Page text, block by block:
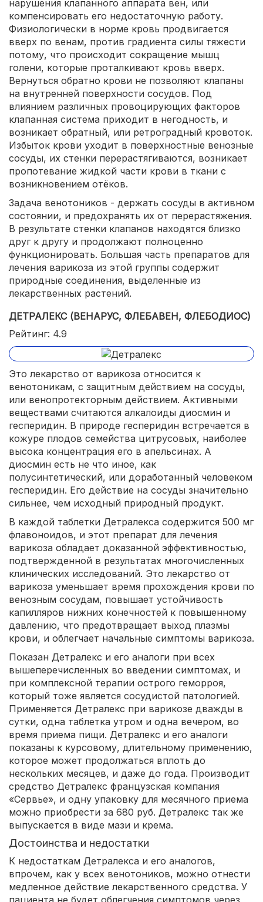
нарушения клапанного аппарата вен, или
компенсировать его недостаточную работу.
Физиологически в норме кровь продвигается
вверх по венам, против градиента силы тяжести
потому, что происходит сокращение мышц
голени, которые проталкивают кровь вверх.
Вернуться обратно крови не позволяют клапаны
на внутренней поверхности сосудов. Под
влиянием различных провоцирующих факторов
клапанная система приходит в негодность, и
возникает обратный, или ретроградный кровоток.
Избыток крови уходит в поверхностные венозные
сосуды, их стенки перерастягиваются, возникает
пропотевание жидкой части крови в ткани с
возникновением отёков.
Задача венотоников - держать сосуды в активном
состоянии, и предохранять их от перерастяжения.
В результате стенки клапанов находятся близко
друг к другу и продолжают полноценно
функционировать. Большая часть препаратов для
лечения варикоза из этой группы содержит
природные соединения, выделенные из
лекарственных растений.
ДЕТРАЛЕКС (ВЕНАРУС, ФЛЕБАВЕН, ФЛЕБОДИОС)
Рейтинг: 4.9
Это лекарство от варикоза относится к
венотоникам, с защитным действием на сосуды,
или венопротекторным действием. Активными
веществами считаются алкалоиды диосмин и
гесперидин. В природе гесперидин встречается в
кожуре плодов семейства цитрусовых, наиболее
высока концентрация его в апельсинах. А
диосмин есть не что иное, как
полусинтетический, или доработанный человеком
гесперидин. Его действие на сосуды значительно
сильнее, чем исходный природный продукт.
В каждой таблетки Детралекса содержится 500 мг
флавоноидов, и этот препарат для лечения
варикоза обладает доказанной эффективностью,
подтвержденной в результатах многочисленных
клинических исследований. Это лекарство от
варикоза уменьшает время прохождения крови по
венозным сосудам, повышает устойчивость
капилляров нижних конечностей к повышенному
давлению, что предотвращает выход плазмы
крови, и облегчает начальные симптомы варикоза.
Показан Детралекс и его аналоги при всех
вышеперечисленных во введении симптомах, и
при комплексной терапии острого геморроя,
который тоже является сосудистой патологией.
Применяется Детралекс при варикозе дважды в
сутки, одна таблетка утром и одна вечером, во
время приема пищи. Детралекс и его аналоги
показаны к курсовому, длительному применению,
которое может продолжаться вплоть до
нескольких месяцев, и даже до года. Производит
средство Детралекс французская компания
«Сервье», и одну упаковку для месячного приема
можно приобрести за 680 руб. Детралекс так же
выпускается в виде мази и крема.
Достоинства и недостатки
К недостаткам Детралекса и его аналогов,
впрочем, как у всех венотоников, можно отнести
медленное действие лекарственного средства. У
пациента не будет облегчения симптомов через